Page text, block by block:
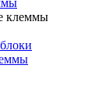
клеммы